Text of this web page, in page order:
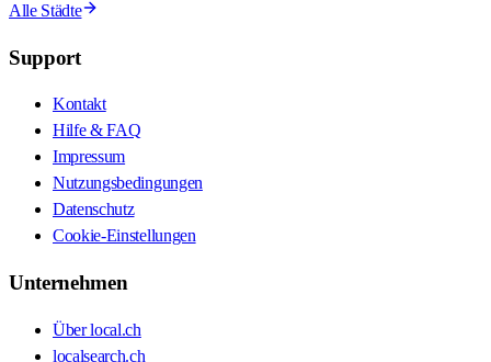
Alle Städte
Support
Kontakt
Hilfe & FAQ
Impressum
Nutzungsbedingungen
Datenschutz
Cookie-Einstellungen
Unternehmen
Über local.ch
localsearch.ch